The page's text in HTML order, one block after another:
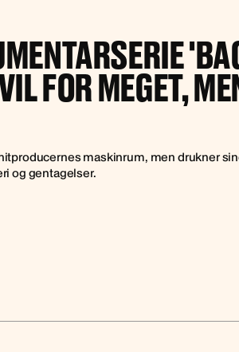
FOR MEGET,
maskinrum, men drukner
og gentagelser.